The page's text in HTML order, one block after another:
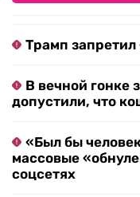
Трамп
В вечной гонке
допустили, что
«Был бы
массовые
соцсетях